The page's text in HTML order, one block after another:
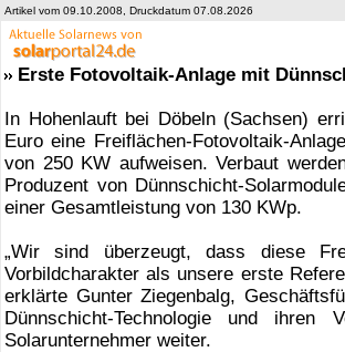
Artikel vom 09.10.2008, Druckdatum 07.08.2026
Erste Fotovoltaik-Anlage mit
In Hohenlauft bei Döbeln (Sachsen)
Euro eine Freiflächen-Fotovoltaik-
von 250 KW aufweisen. Verbaut
Produzent von Dünnschicht-
einer Gesamtleistung von 130 KWp.
„Wir sind überzeugt, dass diese
Vorbildcharakter als unsere erste
erklärte Gunter Ziegenbalg,
Dünnschicht-Technologie und
Solarunternehmer weiter.